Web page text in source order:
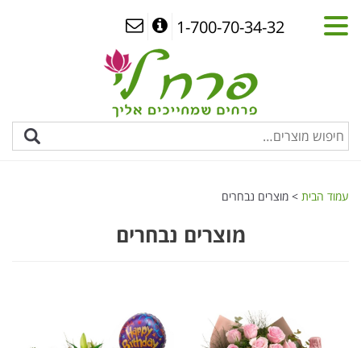
1-700-70-34-32
עמוד הבית > מוצרים נבחרים
מוצרים נבחרים